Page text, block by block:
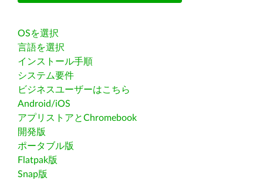
OSを選択
言語を選択
インストール手順
システム要件
ビジネスユーザーはこちら
Android/iOS
アプリストアとChromebook
開発版
ポータブル版
Flatpak版
Snap版